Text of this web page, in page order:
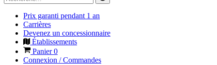
Prix garanti pendant 1 an
Carrières
Devenez un concessionnaire
Établissements
Panier0
Connexion / Commandes